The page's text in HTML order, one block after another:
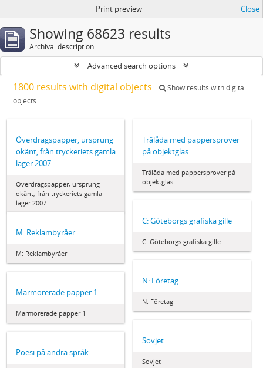
Print preview Close
Showing 68623 results
Archival description
Advanced search options
1800 results with digital objects
Show results with digital
objects
Överdragspapper, ursprung
okänt, från tryckeriets gamla
lager 2007
Överdragspapper, ursprung
okänt, från tryckeriets gamla
lager 2007
Trälåda med pappersprover
på objektglas
Trälåda med pappersprover på
objektglas
C: Göteborgs grafiska gille
C: Göteborgs grafiska gille
M: Reklambyråer
M: Reklambyråer
N: Företag
N: Företag
Marmorerade papper 1
Marmorerade papper 1
Sovjet
Sovjet
Poesi på andra språk